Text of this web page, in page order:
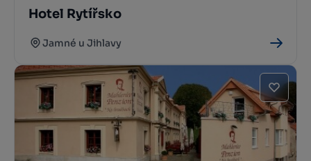
Hotel Rytířsko
Jamné u Jihlavy